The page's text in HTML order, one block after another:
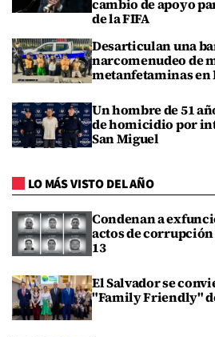
cambio de apoyo
de la FIFA
Desarticulan una
narcomenudeo de
metanfetaminas en
Un hombre de 51
de homicidio por
San Miguel
LO MÁS VISTO DEL AÑO
Condenan a
actos de
13
El Salvador se
"Family Friendly"